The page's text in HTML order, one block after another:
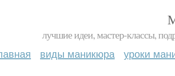
лучшие идеи, мастер-классы,
виды маникюра уроки